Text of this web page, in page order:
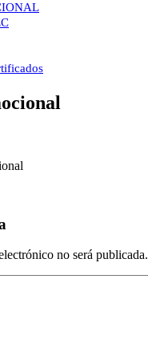
no será publicada.